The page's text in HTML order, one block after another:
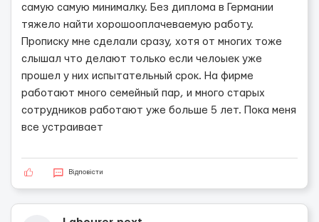
самую самую минималку. Без диплома в Германии
тяжело найти хорошооплачеваемую работу.
Прописку мне сделали сразу, хотя от многих тоже
слышал что делают только если челоыек уже
прошел у них испытательный срок. На фирме
работают много семейный пар, и много старых
сотрудников работают уже больше 5 лет. Пока меня
все устраивает
Відповісти